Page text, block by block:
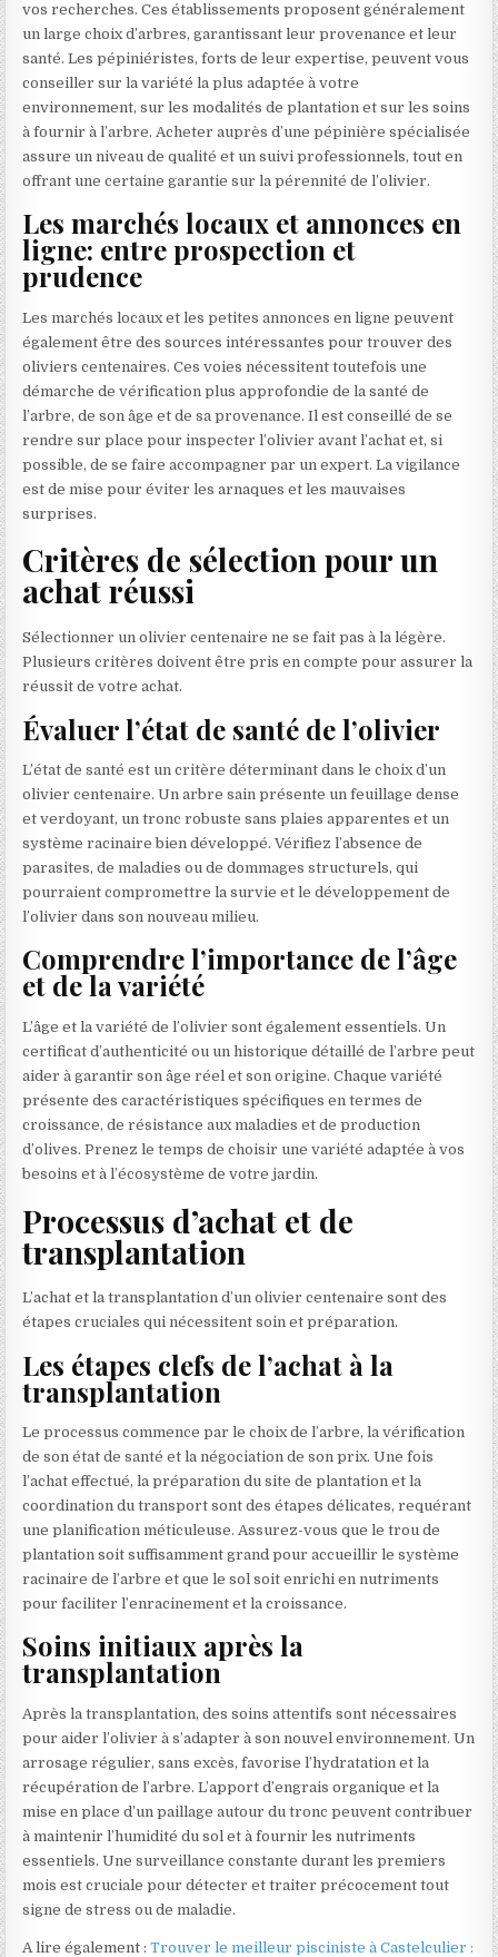
vos recherches. Ces établissements proposent généralement
un large choix d’arbres, garantissant leur provenance et leur
santé. Les pépiniéristes, forts de leur expertise, peuvent vous
conseiller sur la variété la plus adaptée à votre
environnement, sur les modalités de plantation et sur les soins
à fournir à l’arbre. Acheter auprès d’une pépinière spécialisée
assure un niveau de qualité et un suivi professionnels, tout en
offrant une certaine garantie sur la pérennité de l’olivier.
Les marchés locaux et annonces en
ligne: entre prospection et
prudence
Les marchés locaux et les petites annonces en ligne peuvent
également être des sources intéressantes pour trouver des
oliviers centenaires. Ces voies nécessitent toutefois une
démarche de vérification plus approfondie de la santé de
l’arbre, de son âge et de sa provenance. Il est conseillé de se
rendre sur place pour inspecter l’olivier avant l’achat et, si
possible, de se faire accompagner par un expert. La vigilance
est de mise pour éviter les arnaques et les mauvaises
surprises.
Critères de sélection pour un
achat réussi
Sélectionner un olivier centenaire ne se fait pas à la légère.
Plusieurs critères doivent être pris en compte pour assurer la
réussit de votre achat.
Évaluer l’état de santé de l’olivier
L’état de santé est un critère déterminant dans le choix d’un
olivier centenaire. Un arbre sain présente un feuillage dense
et verdoyant, un tronc robuste sans plaies apparentes et un
système racinaire bien développé. Vérifiez l’absence de
parasites, de maladies ou de dommages structurels, qui
pourraient compromettre la survie et le développement de
l’olivier dans son nouveau milieu.
Comprendre l’importance de l’âge
et de la variété
L’âge et la variété de l’olivier sont également essentiels. Un
certificat d’authenticité ou un historique détaillé de l’arbre peut
aider à garantir son âge réel et son origine. Chaque variété
présente des caractéristiques spécifiques en termes de
croissance, de résistance aux maladies et de production
d’olives. Prenez le temps de choisir une variété adaptée à vos
besoins et à l’écosystème de votre jardin.
Processus d’achat et de
transplantation
L’achat et la transplantation d’un olivier centenaire sont des
étapes cruciales qui nécessitent soin et préparation.
Les étapes clefs de l’achat à la
transplantation
Le processus commence par le choix de l’arbre, la vérification
de son état de santé et la négociation de son prix. Une fois
l’achat effectué, la préparation du site de plantation et la
coordination du transport sont des étapes délicates, requérant
une planification méticuleuse. Assurez-vous que le trou de
plantation soit suffisamment grand pour accueillir le système
racinaire de l’arbre et que le sol soit enrichi en nutriments
pour faciliter l’enracinement et la croissance.
Soins initiaux après la
transplantation
Après la transplantation, des soins attentifs sont nécessaires
pour aider l’olivier à s’adapter à son nouvel environnement. Un
arrosage régulier, sans excès, favorise l’hydratation et la
récupération de l’arbre. L’apport d’engrais organique et la
mise en place d’un paillage autour du tronc peuvent contribuer
à maintenir l’humidité du sol et à fournir les nutriments
essentiels. Une surveillance constante durant les premiers
mois est cruciale pour détecter et traiter précocement tout
signe de stress ou de maladie.
A lire également :Trouver le meilleur pisciniste à Castelculier :